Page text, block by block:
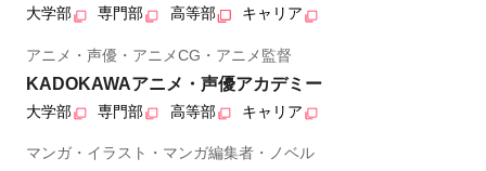
大学部 専門部 高等部 キャリア
アニメ・声優・アニメCG・アニメ監督
KADOKAWAアニメ・声優アカデミー
大学部 専門部 高等部 キャリア
マンガ・イラスト・マンガ編集者・ノベル